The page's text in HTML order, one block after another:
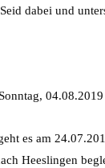
dabei und
es am
Heeslingen